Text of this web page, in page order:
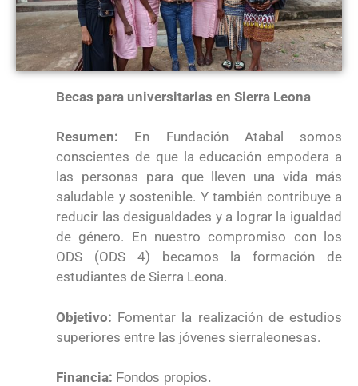
Becas para universitarias en Sierra Leona
Resumen: En Fundación Atabal somos
conscientes de que la educación empodera a
las personas para que lleven una vida más
saludable y sostenible. Y también contribuye a
reducir las desigualdades y a lograr la igualdad
de género. En nuestro compromiso con los
ODS (ODS 4) becamos la formación de
estudiantes de Sierra Leona.
Objetivo: Fomentar la realización de estudios
superiores entre las jóvenes sierraleonesas.
Financia: Fondos propios.